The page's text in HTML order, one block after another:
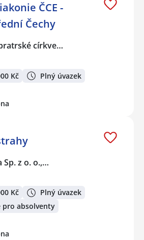
ČCE -
Čechy
církve…
Kč Plný úvazek
Sp. z o. o.,…
Kč
Plný úvazek
pro absolventy